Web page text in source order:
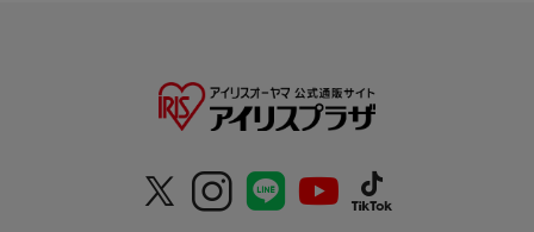
骨、サメ肉、サメ肝油をバランスよく練り込んだスティック
シニア犬にもおすすめです。
口の小さなワンちゃん、歯が弱い、歯がないわんちゃんでも